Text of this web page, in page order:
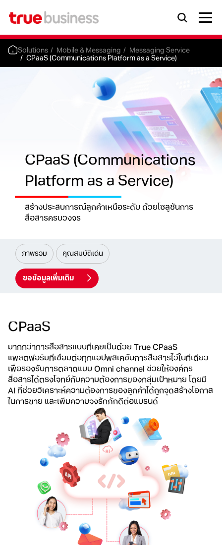
Solutions Mobile & Messaging Messaging Service
CPaaS (Communications Platform as a Service)
CPaaS (Communications
Platform as a Service)
สร้างประสบการณ์ลูกค้าเหนือระดับ ด้วยโซลูชันการ
สื่อสารครบวงจร
ภาพรวม คุณสมบัติเด่น
ขอข้อมูลเพิ่มเติม
CPaaS
มากกว่าการสื่อสารแบบที่เคยเป็นด้วย True CPaaS
แพลตฟอร์มที่เชื่อมต่อทุกแอปพลิเคชันการสื่อสารไว้ในที่เดียว
เพื่อรองรับการตลาดแบบ Omni channel ช่วยให้องค์กร
สื่อสารได้ตรงโจทย์กับความต้องการของกลุ่มเป้าหมาย โดยมี
AI ที่ช่วยวิเคราะห์ความต้องการของลูกค้าได้ถูกจุดสร้างโอกาส
ในการขาย และเพิ่มความจงรักภักดีต่อแบรนด์